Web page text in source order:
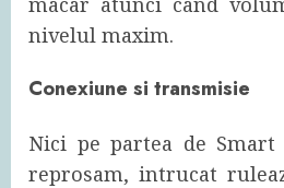
nivelul maxim.
Conexiune si transmisie
Nici pe partea de
reprosam, intrucat